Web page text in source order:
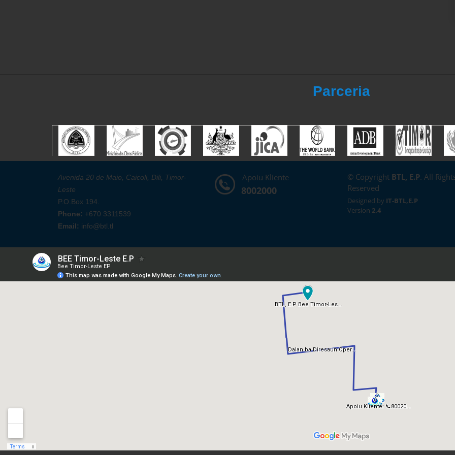
Parceria
Avenida 20 de Maio, Caicoli, Dili, Timor-
Leste
P.O.Box 194.
Phone: +670 3311539
Email: info@btl.tl
Apoiu Kliente
8002000
© Copyright BTL, E.P. All
Reserved
Designed by IT-BTL,E.P
Version 2.4